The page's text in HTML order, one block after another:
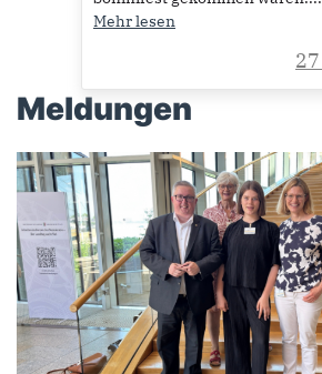
Mehr lesen
27
Meldungen